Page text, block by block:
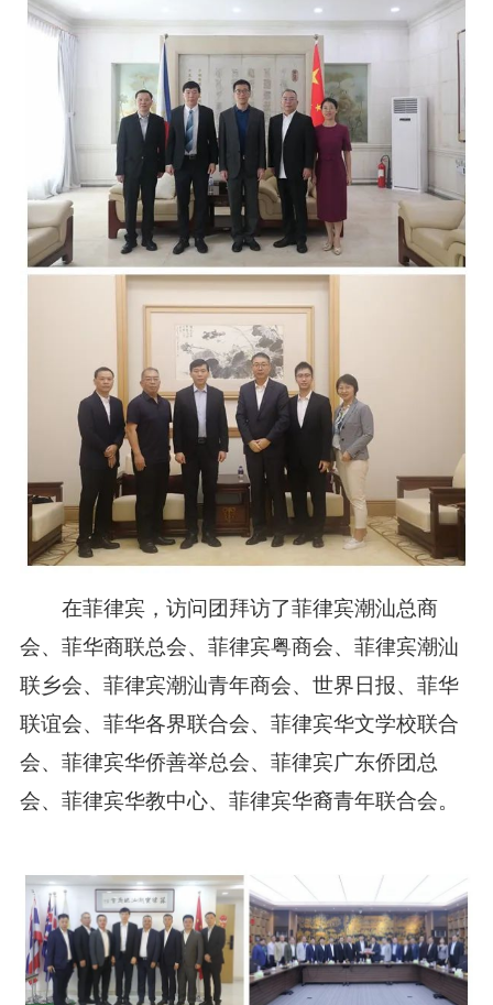
在菲律宾， 访问团拜访了菲律宾潮汕总商
会、菲华商联总会、菲律宾粤商会、 菲律宾潮汕
联乡会、 菲律宾潮汕青年商会、世界日报、菲华
联谊会、 菲华各界联合会、 菲律宾华文学校联合
会、菲律宾华侨善举总会、菲律宾广东侨团总
会、菲律宾华教中心、菲律宾华裔青年联合会。